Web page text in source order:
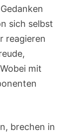
sich selbst
reagieren
mit
brechen in